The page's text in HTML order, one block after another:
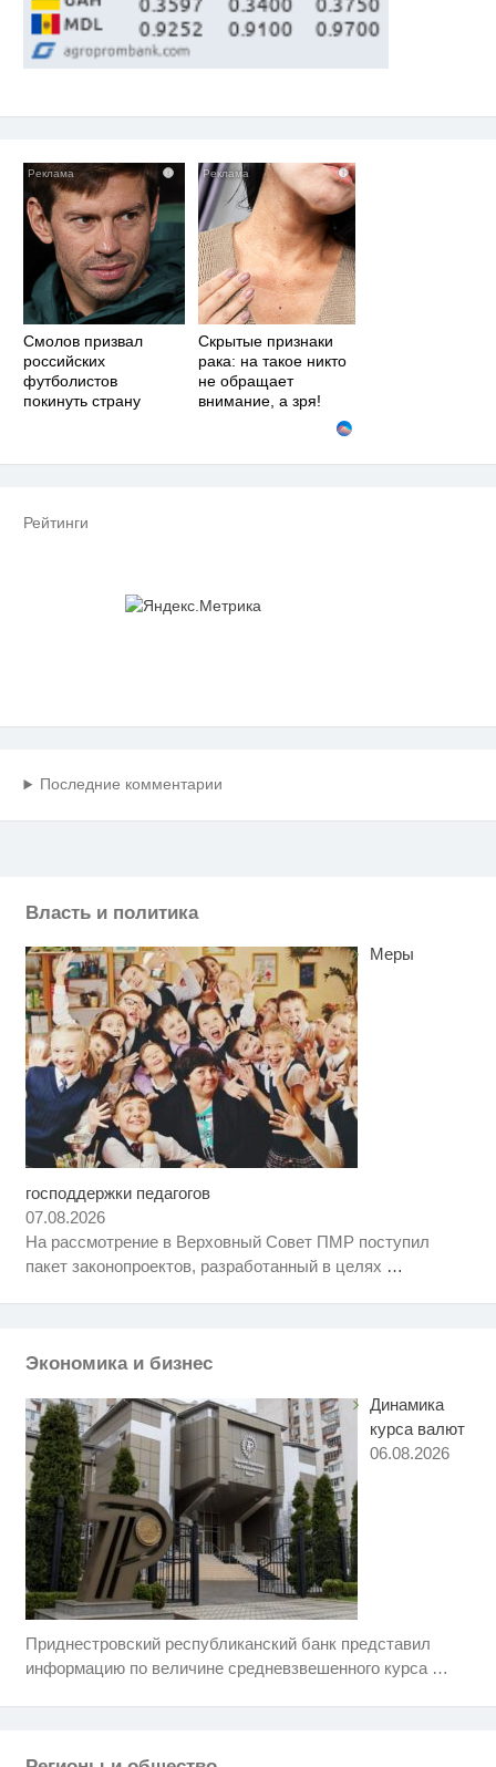
i
Смолов призвал
российских
футболистов
покинуть страну
i
Скрытые признаки
рака: на такое никто
не обращает
внимание, а зря!
Рейтинги
Последние комментарии
Власть и политика
Меры
господдержки педагогов
07.08.2026
На рассмотрение в Верховный Совет ПМР поступил
пакет законопроектов, разработанный в целях …
Экономика и бизнес
Динамика
курса валют
06.08.2026
Приднестровский республиканский банк представил
информацию по величине средневзвешенного курса …
Ржу не переставая, это видео
Смолов призвал российских
футболистов покинуть страну
зря!
i
Ролик длится несколько секунд,
Этот танец невесты оставит вас